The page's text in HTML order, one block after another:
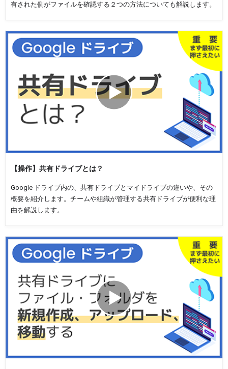
有された側がファイルを確認する２つの方法についても解説します。
【操作】共有ドライブとは？
Google ドライブ内の、共有ドライブとマイドライブの違いや、その
概要を紹介します。チームや組織が管理する共有ドライブが便利な理
由を解説します。